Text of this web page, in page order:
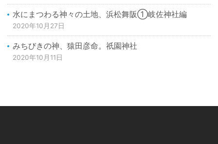
水にまつわる神々の土地、浜松舞阪①岐佐神社編
2020年10月27日
みちびきの神、猿田彦命。祇園神社
2020年10月11日